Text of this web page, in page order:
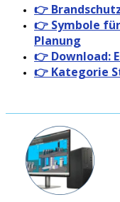
👉
👉 Symbole
Planung
👉 Download:
👉 Kategorie